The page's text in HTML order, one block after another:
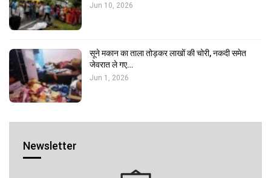
Jun 10, 2026
सूने मकान का ताला तोड़कर लाखों की चोरी, नकदी समेत
जेवरात ले गए…
Jun 1, 2026
Newsletter